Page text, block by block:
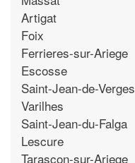
Artigat
Foix
Ferrieres-sur-Ariege
Escosse
Saint-Jean-de-Verges
Varilhes
Saint-Jean-du-Falga
Lescure
Tarascon-sur-Ariege